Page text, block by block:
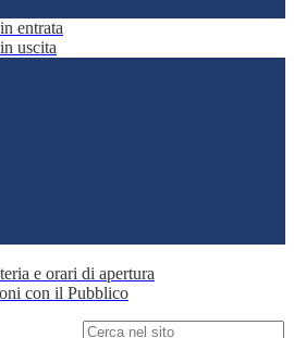
entrata
uscita
e orari di apertura
con il Pubblico